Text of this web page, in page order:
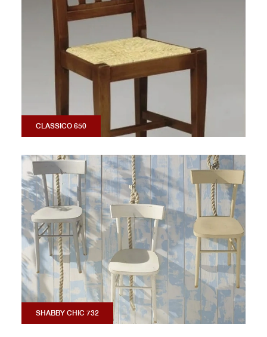
CLASSICO 650
SHABBY CHIC 732